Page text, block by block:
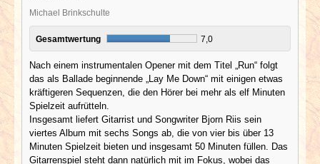
Michael Brinkschulte
Gesamtwertung 7,0
Nach einem instrumentalen Opener mit dem Titel „Run“ folgt
das als Ballade beginnende „Lay Me Down“ mit einigen etwas
kräftigeren Sequenzen, die den Hörer bei mehr als elf Minuten
Spielzeit aufrütteln.
Insgesamt liefert Gitarrist und Songwriter Bjorn Riis sein
viertes Album mit sechs Songs ab, die von vier bis über 13
Minuten Spielzeit bieten und insgesamt 50 Minuten füllen. Das
Gitarrenspiel steht dann natürlich mit im Fokus, wobei das